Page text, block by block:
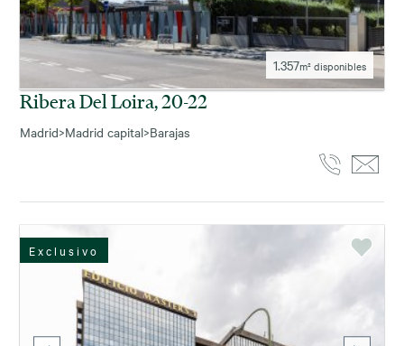
1.357m² disponibles
Ribera Del Loira, 20-22
Madrid>Madrid capital>Barajas
Exclusivo